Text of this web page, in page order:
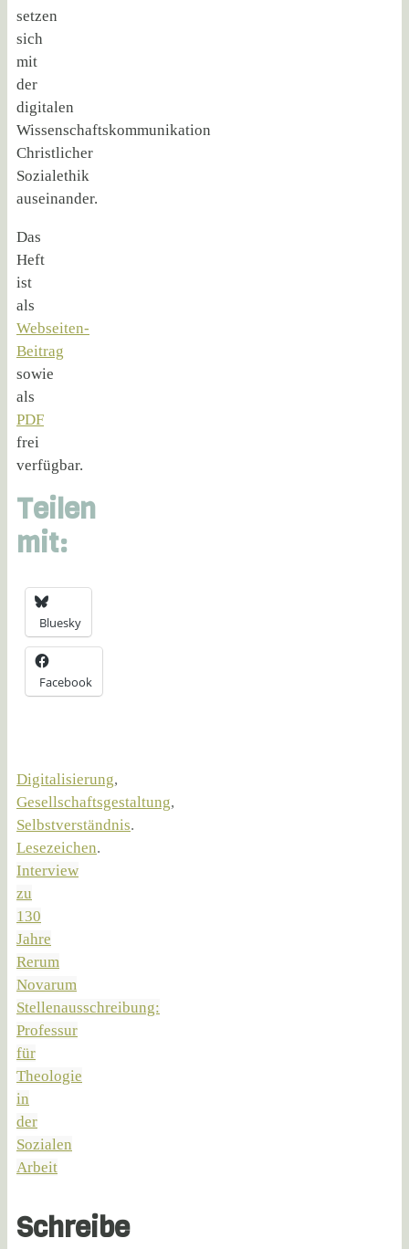
setzen
sich
mit
der
digitalen
Wissenschaftskommunikation
Christlicher
Sozialethik
auseinander.
Das
Heft
ist
als
Webseiten-
Beitrag
sowie
als
PDF
frei
verfügbar.
Teilen
mit:
Bluesky
Facebook
Digitalisierung,
Gesellschaftsgestaltung,
Selbstverständnis.
Lesezeichen.
Interview
zu
130
Jahre
Rerum
Novarum
Stellenausschreibung:
Professur
für
Theologie
in
der
Sozialen
Arbeit
Schreibe